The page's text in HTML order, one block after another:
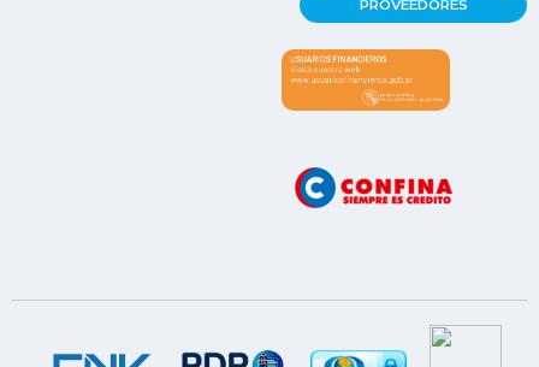
PROVEEDORES